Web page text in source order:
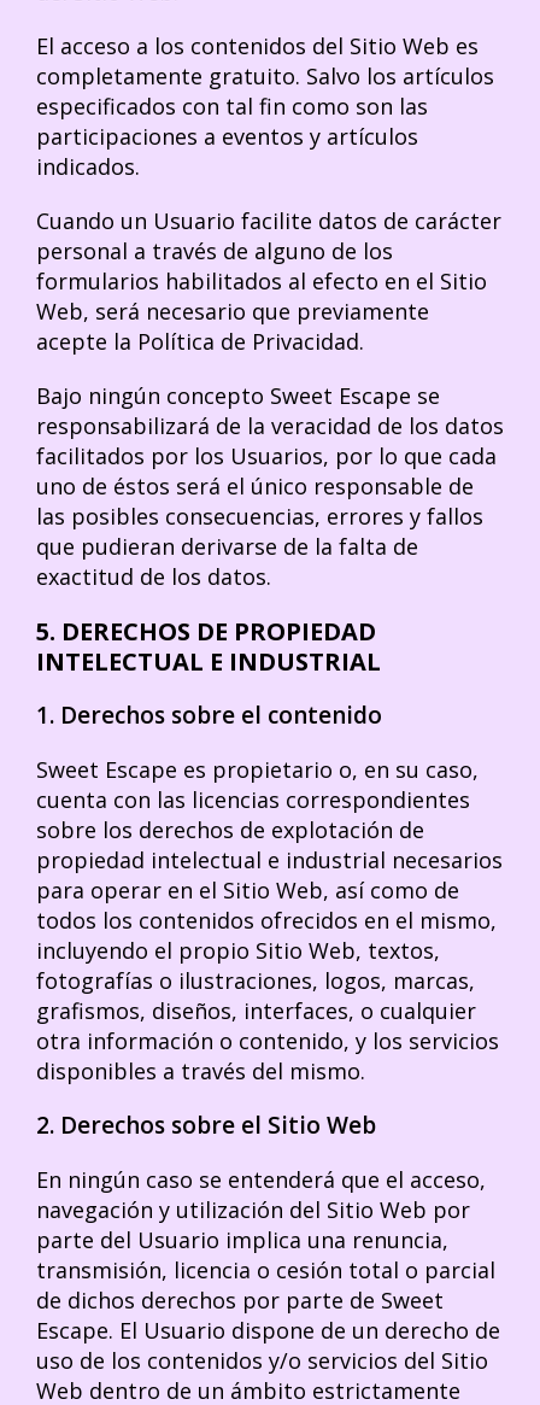
El acceso a los contenidos del Sitio Web es
completamente gratuito. Salvo los artículos
especificados con tal fin como son las
participaciones a eventos y artículos
indicados.
Cuando un Usuario facilite datos de carácter
personal a través de alguno de los
formularios habilitados al efecto en el Sitio
Web, será necesario que previamente
acepte la Política de Privacidad.
Bajo ningún concepto Sweet Escape se
responsabilizará de la veracidad de los datos
facilitados por los Usuarios, por lo que cada
uno de éstos será el único responsable de
las posibles consecuencias, errores y fallos
que pudieran derivarse de la falta de
exactitud de los datos.
5. DERECHOS DE PROPIEDAD
INTELECTUAL E INDUSTRIAL
1. Derechos sobre el contenido
Sweet Escape es propietario o, en su caso,
cuenta con las licencias correspondientes
sobre los derechos de explotación de
propiedad intelectual e industrial necesarios
para operar en el Sitio Web, así como de
todos los contenidos ofrecidos en el mismo,
incluyendo el propio Sitio Web, textos,
fotografías o ilustraciones, logos, marcas,
grafismos, diseños, interfaces, o cualquier
otra información o contenido, y los servicios
disponibles a través del mismo.
2. Derechos sobre el Sitio Web
En ningún caso se entenderá que el acceso,
navegación y utilización del Sitio Web por
parte del Usuario implica una renuncia,
transmisión, licencia o cesión total o parcial
de dichos derechos por parte de Sweet
Escape. El Usuario dispone de un derecho de
uso de los contenidos y/o servicios del Sitio
Web dentro de un ámbito estrictamente